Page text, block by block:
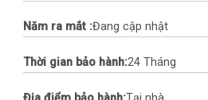
Năm ra mắt :Đang cập nhật
Thời gian bảo hành:24 Tháng